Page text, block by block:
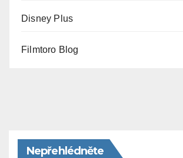
Disney Plus
Filmtoro Blog
Nepřehlédněte